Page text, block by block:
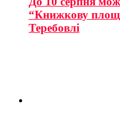
“Книжкову
Теребовлі